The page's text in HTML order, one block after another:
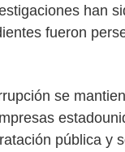
han
fueron
se
pública y